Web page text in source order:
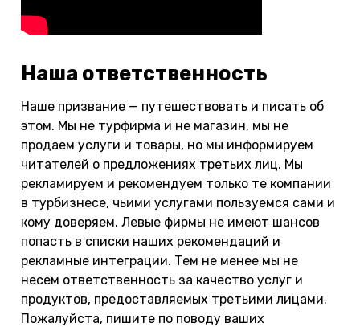
Наша ответственность
Наше призвание — путешествовать и писать об
этом. Мы не турфирма и не магазин, мы не
продаем услуги и товары, но мы информируем
читателей о предложениях третьих лиц. Мы
рекламируем и рекомендуем только те компании
в турбизнесе, чьими услугами пользуемся сами и
кому доверяем. Левые фирмы не имеют шансов
попасть в списки наших рекомендаций и
рекламные интеграции. Тем не менее мы не
несем ответственность за качество услуг и
продуктов, предоставляемых третьими лицами.
Пожалуйста, пишите по поводу ваших